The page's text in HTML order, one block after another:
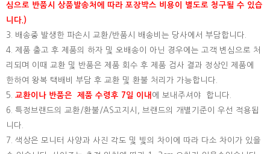
심으로 반품시 상품발송처에 따라 포장박스 비용이 별도로 청구될 수 있습
니다.)
3. 배송중 발생한 파손시 교환/반품시 배송비는 당사에서 부담합니다.
4. 제품 출고 후 제품의 하자 및 오배송이 아닌 경우에는 고객 변심으로 처
리되며 이때 교환 및 반품은 제품 회수 후 제품 검사 결과 정상인 제품에
한하여 왕복 택배비 부담 후 교환 및 환불 처리가 가능합니다.
5. 교환이나 반품은 제품 수령후 7일 이내 에 보내주셔야 합니다.
6. 특정브랜드의 교환/환불/AS고지시, 브랜드의 개별기준이 우선 적용됩
니다.
7. 색상은 모니터 사양과 사진 각도 및 빛의 차이에 따라 다소 차이가 있을